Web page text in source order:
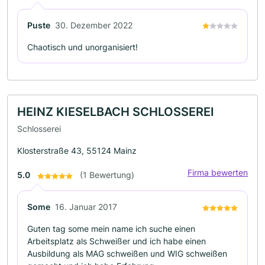
Puste 30. Dezember 2022
Chaotisch und unorganisiert!
HEINZ KIESELBACH SCHLOSSEREI
Schlosserei
Klosterstraße 43, 55124 Mainz
5.0 (1 Bewertung) Firma bewerten
Some 16. Januar 2017
Guten tag some mein name ich suche einen
Arbeitsplatz als Schweißer und ich habe einen
Ausbildung als MAG schweißen und WIG schweißen